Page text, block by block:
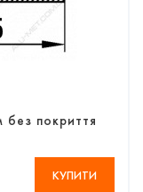
без покриття
КУПИТИ